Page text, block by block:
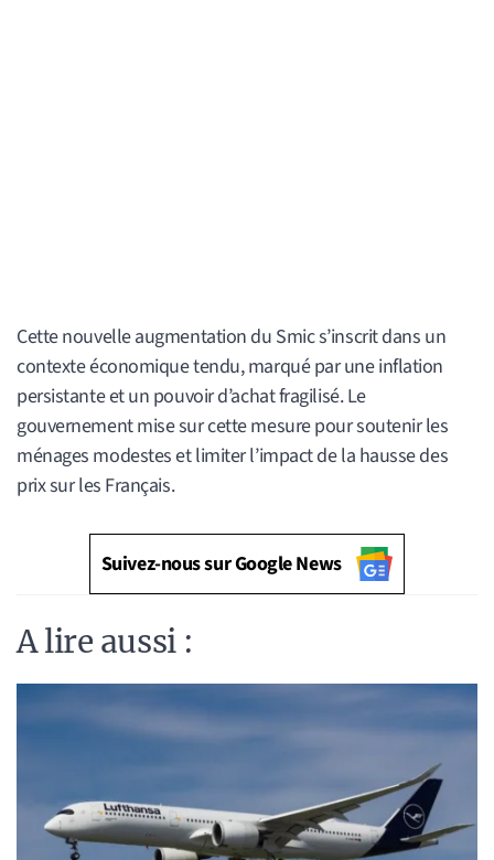
Cette nouvelle augmentation du Smic s’inscrit dans un
contexte économique tendu, marqué par une inflation
persistante et un pouvoir d’achat fragilisé. Le
gouvernement mise sur cette mesure pour soutenir les
ménages modestes et limiter l’impact de la hausse des
prix sur les Français.
Suivez-nous sur Google News
A lire aussi :